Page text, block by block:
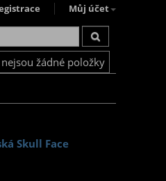
Můj účet
žádné položky
Skull Face